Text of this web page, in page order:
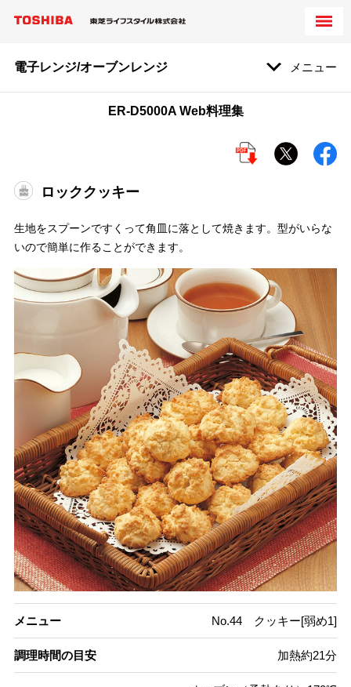
電子レンジ/オーブンレンジ メニュー
ER-D5000A Web料理集
ロッククッキー
生地をスプーンですくって角皿に落として焼きます。型がいらな
いので簡単に作ることができます。
メニュー No.44 クッキー[弱め1]
調理時間の目安 加熱約21分